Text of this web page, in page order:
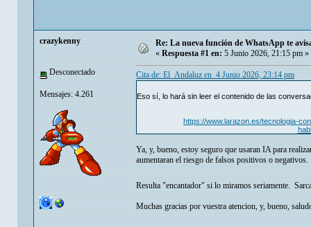
crazykenny
Desconectado
Mensajes: 4.261
Re: La nueva función de WhatsApp te
« Respuesta #1 en: 5 Junio 2026, 21:15 pm »
Cita de: El_Andaluz en 4 Junio 2026, 23:14 pm
Eso sí, lo hará sin leer el contenido de las
https://www.larazon.es/tecnologia-
Ya, y, bueno, estoy seguro que usaran IA para
aumentaran el riesgo de falsos positivos o negativos.
Resulta "encantador" si lo miramos seriamente.
Muchas gracias por vuestra atencion, y, bueno,